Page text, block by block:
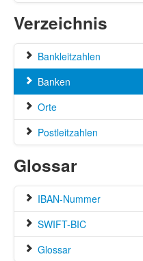
Verzeichnis
Bankleitzahlen
Banken
Orte
Postleitzahlen
Glossar
IBAN-Nummer
SWIFT-BIC
Glossar